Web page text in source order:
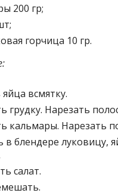
200 гр;
горчица 10 гр.
всмятку.
грудку. Нарезать
кальмары. Нарезать
блендере луковицу,
салат.